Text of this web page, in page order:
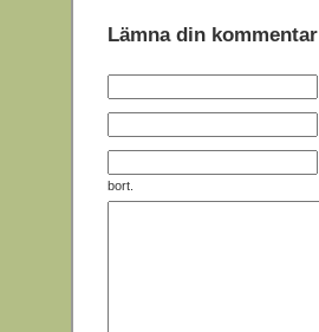
Lämna din kommentar
bort.